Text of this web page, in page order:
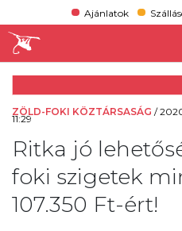
Ajánlatok
ZÖLD-FOKI KÖZTÁRSASÁG /
11:29
Ritka jó
foki szigetek
107.350 Ft-ért!